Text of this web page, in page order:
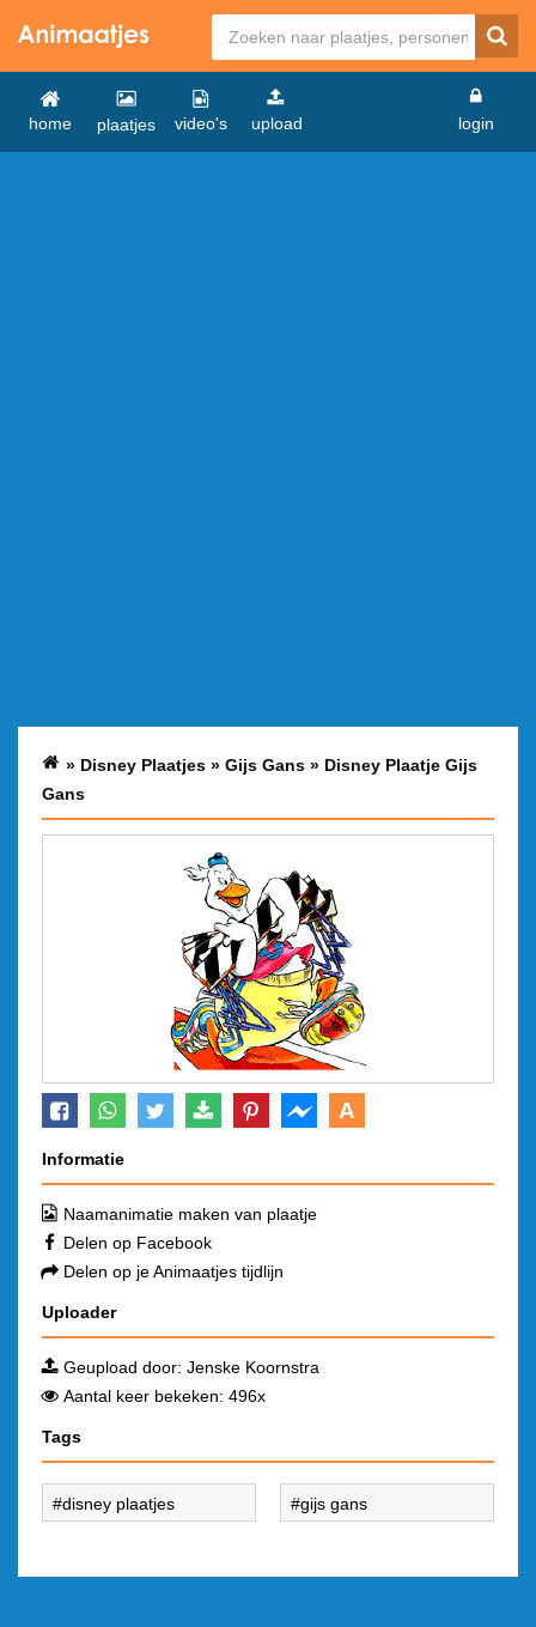
home plaatjes video's upload login
» Disney Plaatjes » Gijs Gans » Disney Plaatje Gijs
Gans
A
Informatie
Naamanimatie maken van plaatje
Delen op Facebook
Delen op je Animaatjes tijdlijn
Uploader
Geupload door: Jenske Koornstra
Aantal keer bekeken: 496x
Tags
disney plaatjes gijs gans